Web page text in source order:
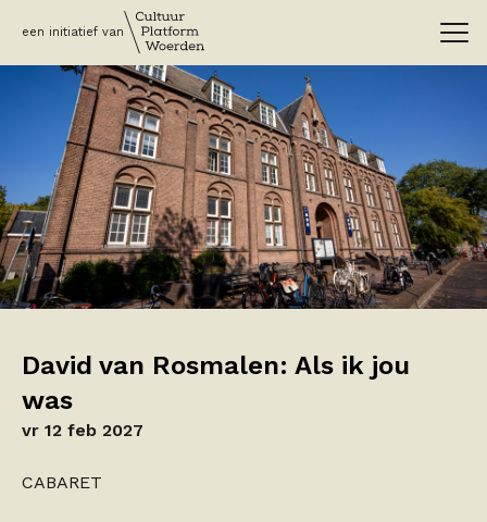
een initiatief van
David van Rosmalen: Als ik jou
was
vr 12 feb 2027
CABARET